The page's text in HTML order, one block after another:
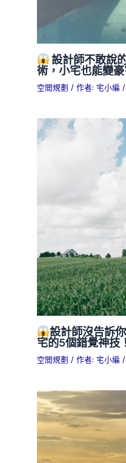
設計師不敢說
術，小宅也能變豪
空間規劃 / 作者: 宅小編 /
設計師沒告訴
宅的5個錯覺神技！
空間規劃 / 作者: 宅小編 /